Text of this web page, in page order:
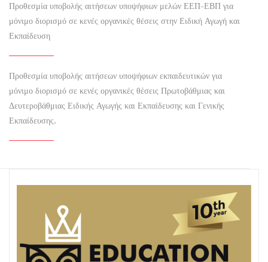
Προθεσμία υποβολής αιτήσεων υποψήφιων μελών ΕΕΠ-ΕΒΠ για
μόνιμο διορισμό σε κενές οργανικές θέσεις στην Ειδική Αγωγή και
Εκπαίδευση
Προθεσμία υποβολής αιτήσεων υποψήφιων εκπαιδευτικών για
μόνιμο διορισμό σε κενές οργανικές θέσεις Πρωτοβάθμιας και
Δευτεροβάθμιας Ειδικής Αγωγής και Εκπαίδευσης και Γενικής
Εκπαίδευσης.